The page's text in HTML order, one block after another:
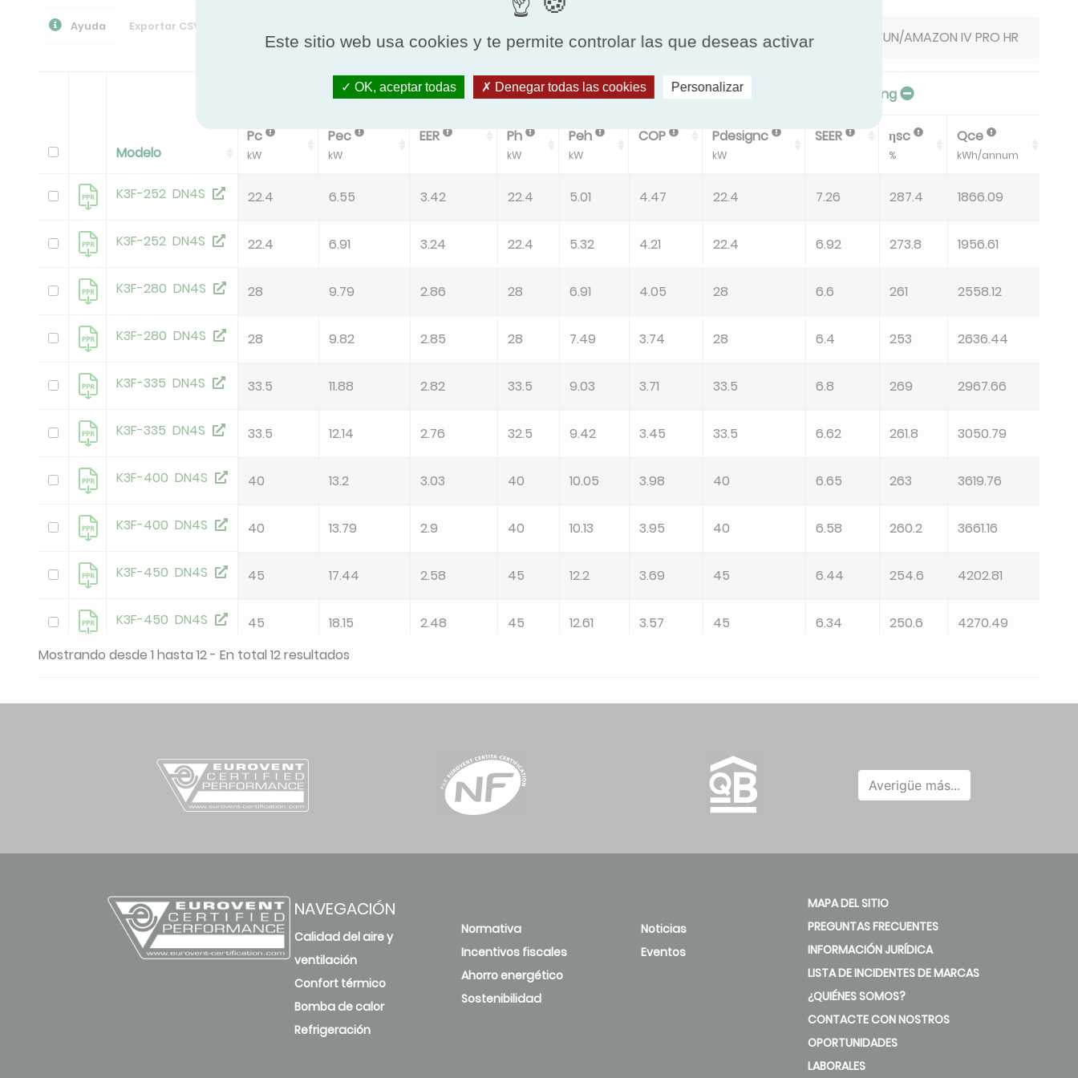
Ayuda Exportar CSV
Examinar los resultados
KAYSUN/AMAZON IV PRO HR
Modelo
Standard Cooling/Cooling PL Cond A Standard Heating Seasonal Efficiency In Cooling
Pc
kW
Pec
kW
EER Ph
kW
Peh
kW
COP Pdesignc
kW
SEER ηsc
%
Qce
kWh/annum
K3F-252 DN4S 22.4 6.55 3.42 22.4 5.01 4.47 22.4 7.26 287.4 1866.09
K3F-252 DN4S 22.4 6.91 3.24 22.4 5.32 4.21 22.4 6.92 273.8 1956.61
K3F-280 DN4S 28 9.79 2.86 28 6.91 4.05 28 6.6 261 2558.12
K3F-280 DN4S 28 9.82 2.85 28 7.49 3.74 28 6.4 253 2636.44
K3F-335 DN4S 33.5 11.88 2.82 33.5 9.03 3.71 33.5 6.8 269 2967.66
K3F-335 DN4S 33.5 12.14 2.76 32.5 9.42 3.45 33.5 6.62 261.8 3050.79
K3F-400 DN4S 40 13.2 3.03 40 10.05 3.98 40 6.65 263 3619.76
K3F-400 DN4S 40 13.79 2.9 40 10.13 3.95 40 6.58 260.2 3661.16
K3F-450 DN4S 45 17.44 2.58 45 12.2 3.69 45 6.44 254.6 4202.81
K3F-450 DN4S 45 18.15 2.48 45 12.61 3.57 45 6.34 250.6 4270.49
Mostrando desde 1 hasta 12 - En total 12 resultados
Averigüe más...
NAVEGACIÓN
Calidad del aire y
ventilación
Confort térmico
Bomba de calor
Refrigeración
Normativa
Incentivos fiscales
Ahorro energético
Sostenibilidad
Noticias
Eventos
MAPA DEL SITIO
PREGUNTAS FRECUENTES
INFORMACIÓN JURÍDICA
LISTA DE INCIDENTES DE MARCAS
¿QUIÉNES SOMOS?
CONTACTE CON NOSTROS
OPORTUNIDADES
LABORALES
Este sitio web usa cookies y te permite controlar las que deseas activar
OK, aceptar todas Denegar todas las cookies Personalizar